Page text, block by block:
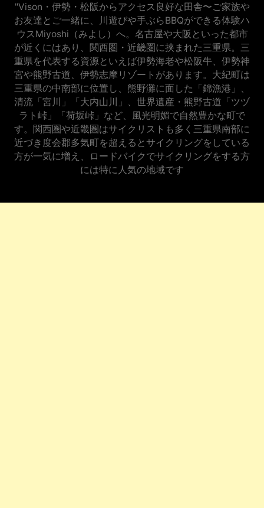
"Vison・伊勢・松阪からアクセス良好な田舎〜ご家族や
お友達とご一緒に、川遊びや手ぶらBBQができる体験ハ
ウスMiyoshi（みよし）へ。名古屋や大阪といった都市
が近くにはあり、関西圏・近畿圏に挟まれた三重県。三
重県を代表する資源といえば伊勢海老や松阪牛、伊勢神
宮や熊野古道、伊勢志摩リゾートがあります。大紀町は
三重県の中南部に位置し、熊野灘に面した「錦漁港」、
清流「宮川」「大内山川」、世界遺産・熊野古道「ツヅ
ラト峠」「荷坂峠」など、風光明媚で自然豊かな町で
す。関西圏や近畿圏はサイクリストも多く三重県南部に
近づき度会郡多気町を超えるとサイクリングをしている
方が一気に増え、ロードバイクでサイクリングをする方
には特に人気の地域です